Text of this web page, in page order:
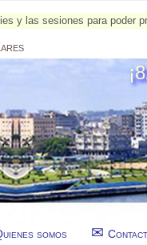
y las sesiones para poder
somos